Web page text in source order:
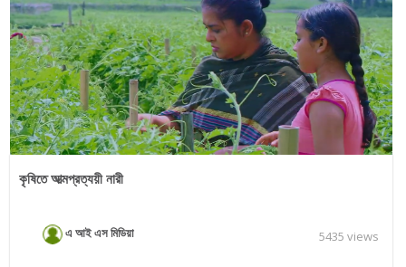
কৃষিতে আত্মপ্রত্যয়ী নারী
এ আই এস মিডিয়া 5435 views